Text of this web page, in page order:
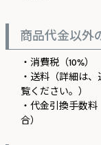
商品代金以外
・消費税（10%）
・送料（詳細は
覧ください。）
・代金引換手数
合）